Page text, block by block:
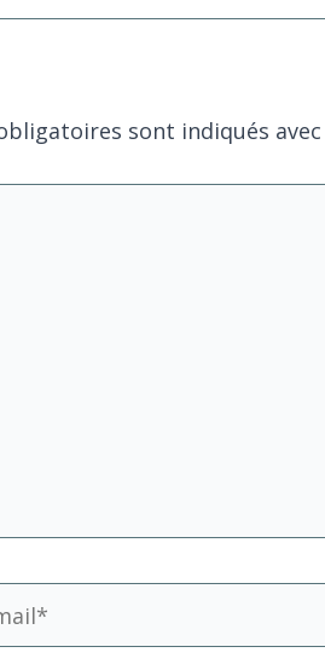
sont indiqués avec